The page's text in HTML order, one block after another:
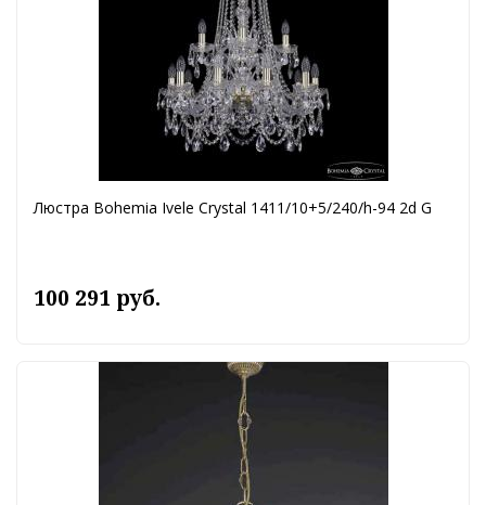
Люстра Bohemia Ivele Crystal 1411/10+5/240/h-94 2d G
100 291 руб.